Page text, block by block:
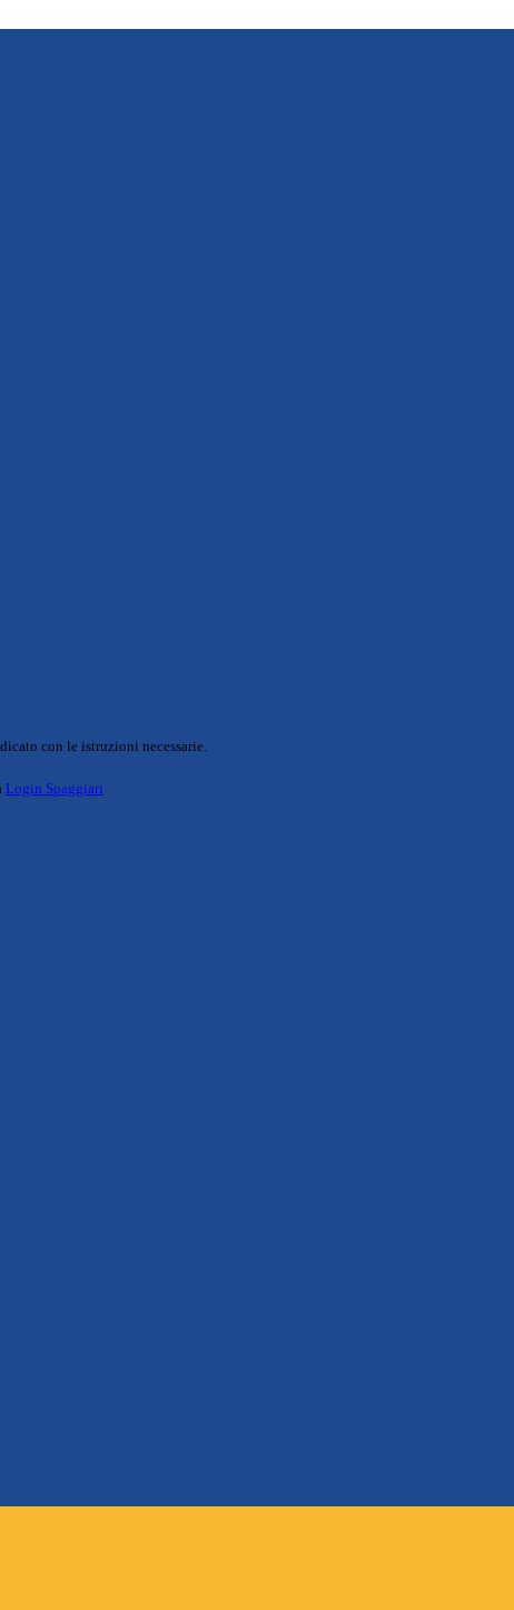
con le istruzioni necessarie.
Login Spaggiari